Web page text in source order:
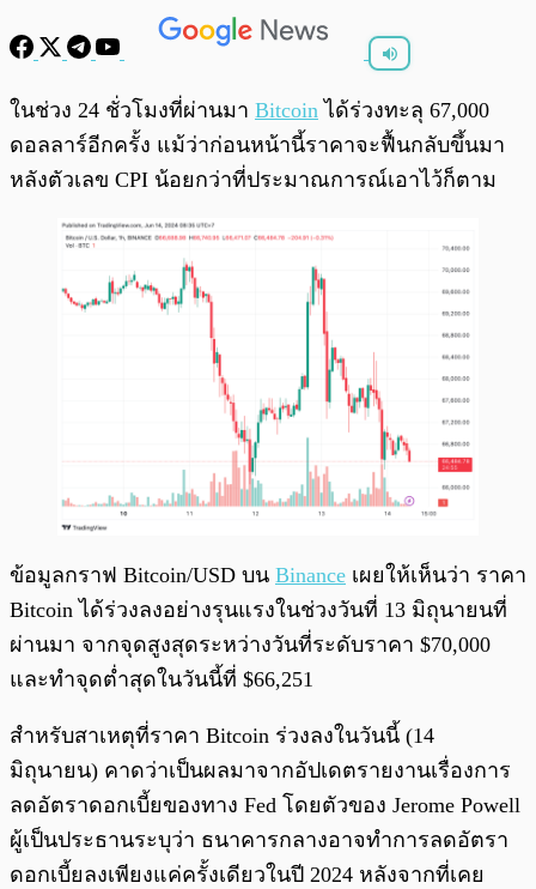
พร้อมเล่น
ในช่วง 24 ชั่วโมงที่ผ่านมา Bitcoin ได้ร่วงทะลุ 67,000
ดอลลาร์อีกครั้ง แม้ว่าก่อนหน้านี้ราคาจะฟื้นกลับขึ้นมา
หลังตัวเลข CPI น้อยกว่าที่ประมาณการณ์เอาไว้ก็ตาม
ข้อมูลกราฟ Bitcoin/USD บน Binance เผยให้เห็นว่า ราคา
Bitcoin ได้ร่วงลงอย่างรุนแรงในช่วงวันที่ 13 มิถุนายนที่
ผ่านมา จากจุดสูงสุดระหว่างวันที่ระดับราคา $70,000
และทำจุดต่ำสุดในวันนี้ที่ $66,251
สำหรับสาเหตุที่ราคา Bitcoin ร่วงลงในวันนี้ (14
มิถุนายน) คาดว่าเป็นผลมาจากอัปเดตรายงานเรื่องการ
ลดอัตราดอกเบี้ยของทาง Fed โดยตัวของ Jerome Powell
ผู้เป็นประธานระบุว่า ธนาคารกลางอาจทำการลดอัตรา
ดอกเบี้ยลงเพียงแค่ครั้งเดียวในปี 2024 หลังจากที่เคย